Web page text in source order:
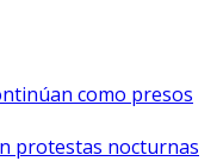
como presos
protestas nocturnas